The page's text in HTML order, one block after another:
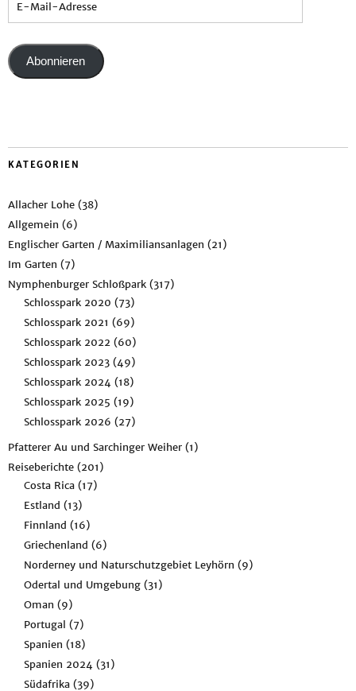
Abonnieren
KATEGORIEN
Allacher Lohe (38)
Allgemein (6)
Englischer Garten / Maximiliansanlagen (21)
Im Garten (7)
Nymphenburger Schloßpark (317)
Schlosspark 2020 (73)
Schlosspark 2021 (69)
Schlosspark 2022 (60)
Schlosspark 2023 (49)
Schlosspark 2024 (18)
Schlosspark 2025 (19)
Schlosspark 2026 (27)
Pfatterer Au und Sarchinger Weiher (1)
Reiseberichte (201)
Costa Rica (17)
Estland (13)
Finnland (16)
Griechenland (6)
Norderney und Naturschutzgebiet Leyhörn (9)
Odertal und Umgebung (31)
Oman (9)
Portugal (7)
Spanien (18)
Spanien 2024 (31)
Südafrika (39)